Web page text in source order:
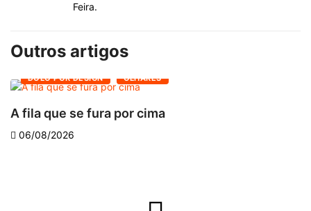
Feira.
Outros artigos
DOLO POR DESIGN OLHARES
A fila que se fura por cima
06/08/2026